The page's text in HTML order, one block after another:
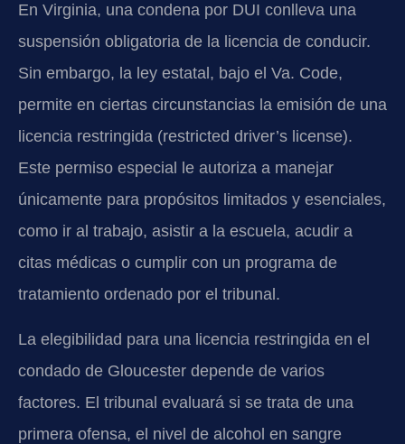
En Virginia, una condena por DUI conlleva una
suspensión obligatoria de la licencia de conducir.
Sin embargo, la ley estatal, bajo el Va. Code,
permite en ciertas circunstancias la emisión de una
licencia restringida (restricted driver’s license).
Este permiso especial le autoriza a manejar
únicamente para propósitos limitados y esenciales,
como ir al trabajo, asistir a la escuela, acudir a
citas médicas o cumplir con un programa de
tratamiento ordenado por el tribunal.
La elegibilidad para una licencia restringida en el
condado de Gloucester depende de varios
factores. El tribunal evaluará si se trata de una
primera ofensa, el nivel de alcohol en sangre